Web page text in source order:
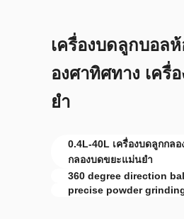
เครื่องบดลูกบอล
องศาทิศทาง เครื่
ยํา
0.4L-40L เครื่องบดลูกกล
กลองบดขยะแม่นยํา
360 degree direction
precise powder